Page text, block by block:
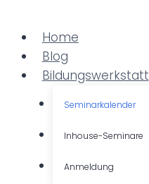
Home
Blog
Bildungswerkstatt
Seminarkalender
Inhouse-Seminare
Anmeldung